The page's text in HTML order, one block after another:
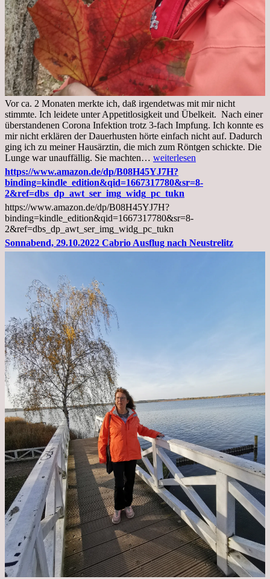
Vor ca. 2 Monaten merkte ich, daß irgendetwas mit mir nicht
stimmte. Ich leidete unter Appetitlosigkeit und Übelkeit. Nach einer
überstandenen Corona Infektion trotz 3-fach Impfung. Ich konnte es
mir nicht erklären der Dauerhusten hörte einfach nicht auf. Dadurch
ging ich zu meiner Hausärztin, die mich zum Röntgen schickte. Die
Lunge war unauffällig. Sie machten… Mittwoch,
02.11.2022,
Arztgespräch
und
Diagnose
Lebermetastasen
weiterlesen
https://www.amazon.de/dp/B08H45YJ7H?
binding=kindle_edition&qid=1667317780&sr=8-
2&ref=dbs_dp_awt_ser_img_widg_pc_tukn
https://www.amazon.de/dp/B08H45YJ7H?
binding=kindle_edition&qid=1667317780&sr=8-
2&ref=dbs_dp_awt_ser_img_widg_pc_tukn
Sonnabend, 29.10.2022 Cabrio Ausflug nach Neustrelitz